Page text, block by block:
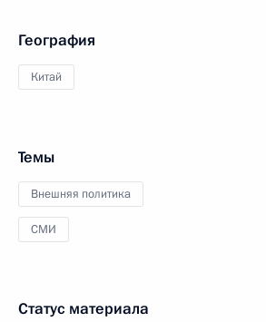
География
Китай
Темы
Внешняя политика
СМИ
Статус материала